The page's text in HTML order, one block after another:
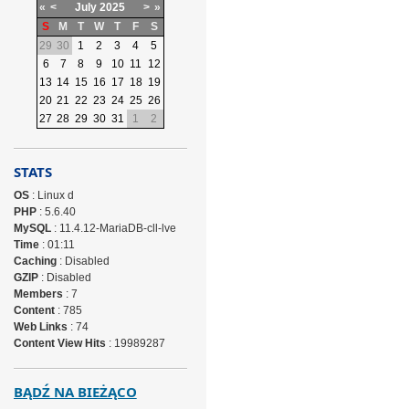
« < July 2025 > »
S
M T W T F
S
29 30 1 2 3 4
5
6
7 8 9 10 11
12
13 14 15 16 17 18 19
20 21 22 23 24 25 26
27 28 29 30 31 1 2
STATS
OS: Linux d
PHP: 5.6.40
MySQL: 11.4.12-MariaDB-cll-lve
Time: 01:11
Caching: Disabled
GZIP: Disabled
Members : 7
Content: 785
Web Links : 74
Content View Hits : 19989287
BĄDŹ NA BIEŻĄCO